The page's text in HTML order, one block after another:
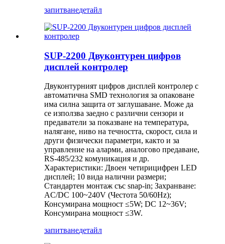
запитванедетайл
SUP-2200 Двуконтурен цифров
дисплей контролер
Двуконтурният цифров дисплей контролер с
автоматична SMD технология за опаковане
има силна защита от заглушаване. Може да
се използва заедно с различни сензори и
предаватели за показване на температура,
налягане, ниво на течността, скорост, сила и
други физически параметри, както и за
управление на аларми, аналогово предаване,
RS-485/232 комуникация и др.
Характеристики: Двоен четирицифрен LED
дисплей; 10 вида налични размери;
Стандартен монтаж със snap-in; Захранване:
AC/DC 100~240V (Честота 50/60Hz);
Консумирана мощност ≤5W; DC 12~36V;
Консумирана мощност ≤3W.
запитванедетайл